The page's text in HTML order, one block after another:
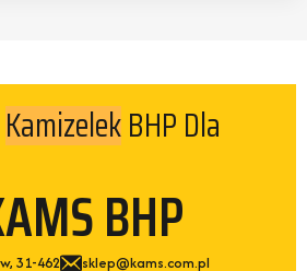
KamizelekBHP Dla
BHP
31-462
sklep@kams.com.pl